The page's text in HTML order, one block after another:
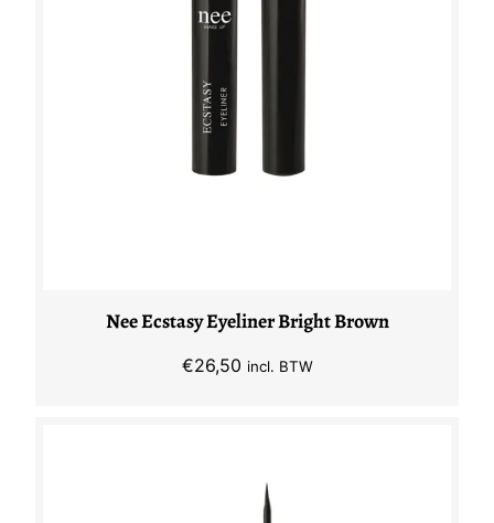
Nee Ecstasy Eyeliner Bright Brown
€26,50 incl. BTW